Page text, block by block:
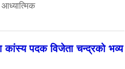
आध्यात्मिक
कांस्य पदक विजेता चन्द्रको भव्य